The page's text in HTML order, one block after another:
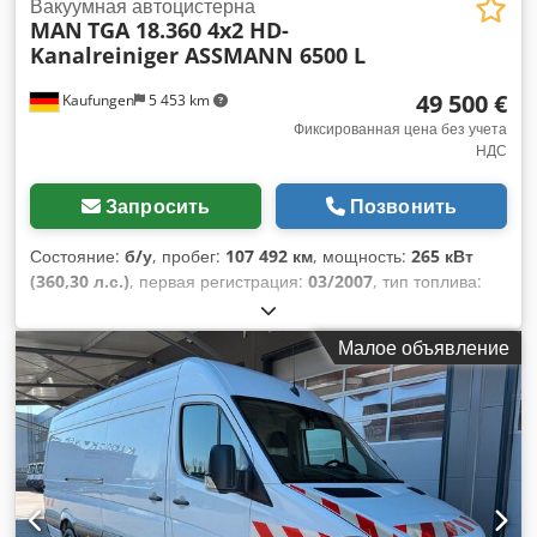
Kaufungen 5 453 km
Вакуумная автоцистерна
MAN TGA 18.360 4x2 HD-
Kanalreiniger ASSMANN 6500 L
49 500 €
Фиксированная цена без учета
НДС
Запросить Позвонить
Состояние: б/у, пробег: 107 492 км, мощность: 265 кВт
(360,30 л.с.), первая регистрация: 03/2007, тип топлива:
18 000 кг, конфигурация осей:
следующая проверка (TÜV):08/2028, цвет:серебристый,
тип передачи:механический, класс выбросов:Евро 4,
объем грузового пространства:7 м³, Год выпуска:2007
,
Оборудование:ABS, кондиционер,
Малое объявление